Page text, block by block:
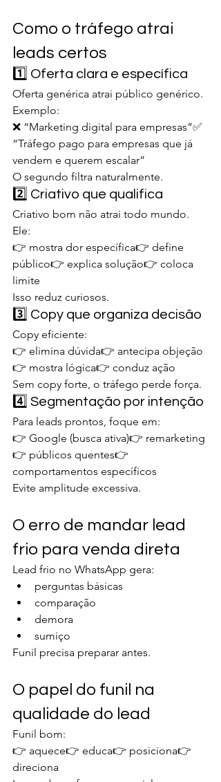
Como o tráfego atrai
leads certos
1️⃣ Oferta clara e específica
Oferta genérica atrai público genérico.
Exemplo:
❌ “Marketing digital para empresas”✅
“Tráfego pago para empresas que já
vendem e querem escalar”
O segundo filtra naturalmente.
2️⃣ Criativo que qualifica
Criativo bom não atrai todo mundo.
Ele:
👉 mostra dor específica👉 define
público👉 explica solução👉 coloca
limite
Isso reduz curiosos.
3️⃣ Copy que organiza decisão
Copy eficiente:
👉 elimina dúvida👉 antecipa objeção
👉 mostra lógica👉 conduz ação
Sem copy forte, o tráfego perde força.
4️⃣ Segmentação por intenção
Para leads prontos, foque em:
👉 Google (busca ativa)👉 remarketing
👉 públicos quentes👉
comportamentos específicos
Evite amplitude excessiva.
O erro de mandar lead
frio para venda direta
Lead frio no WhatsApp gera:
perguntas básicas
comparação
demora
sumiço
Funil precisa preparar antes.
O papel do funil na
qualidade do lead
Funil bom:
👉 aquece👉 educa👉 posiciona👉
direciona